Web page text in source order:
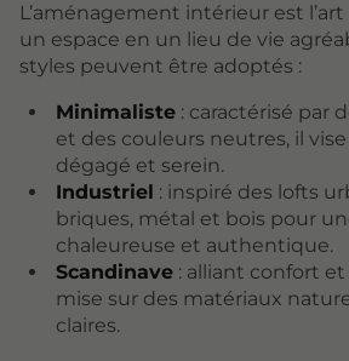
L’aménagement intérieur est
un espace en un lieu de vie
styles peuvent être adoptés :
Minimaliste: caractérisé par
et des couleurs neutres, il
dégagé et serein.
Industriel : inspiré des lofts
briques, métal et bois pour
chaleureuse et authentique.
Scandinave: alliant confort et
mise sur des matériaux
claires.